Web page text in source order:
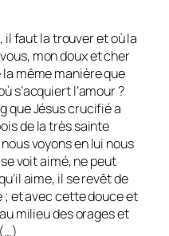
il faut la trouver et où la
mon doux et cher
la même manière que
s’acquiert l’amour ?
que Jésus crucifié a
de la très sainte
voyons en lui nous
voit aimé, ne peut
aime, il se revêt de
; et avec cette douce et
milieu des orages et